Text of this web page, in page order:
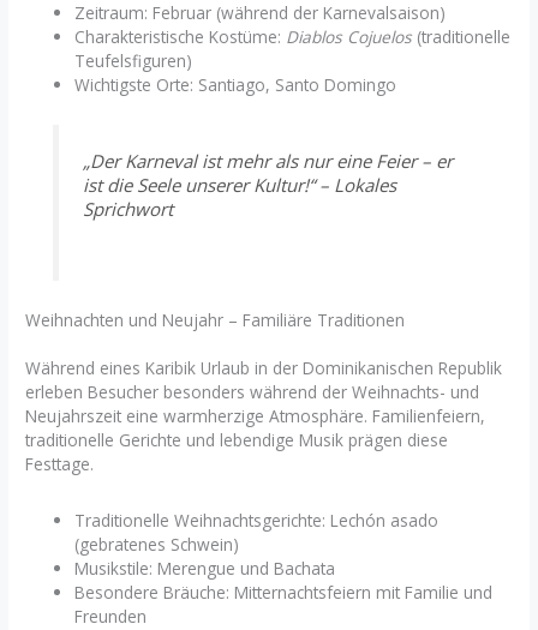
Zeitraum: Februar (während der Karnevalsaison)
Charakteristische Kostüme: Diablos Cojuelos(traditionelle
Teufelsfiguren)
Wichtigste Orte: Santiago, Santo Domingo
„Der Karneval ist mehr als nur eine Feier – er
ist die Seele unserer Kultur!“ – Lokales
Sprichwort
Weihnachten und Neujahr – Familiäre Traditionen
Während eines Karibik Urlaub in der Dominikanischen Republik
erleben Besucher besonders während der Weihnachts- und
Neujahrszeit eine warmherzige Atmosphäre. Familienfeiern,
traditionelle Gerichte und lebendige Musik prägen diese
Festtage.
Traditionelle Weihnachtsgerichte: Lechón asado
(gebratenes Schwein)
Musikstile: Merengue und Bachata
Besondere Bräuche: Mitternachtsfeiern mit Familie und
Freunden